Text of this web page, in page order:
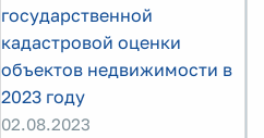
государственной
кадастровой оценки
объектов недвижимости в
2023 году
02.08.2023